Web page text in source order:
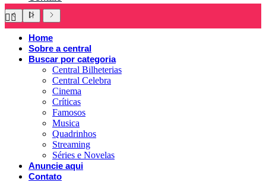
Home
Sobre a central
Buscar por categoria
Central Bilheterias
Central Celebra
Cinema
Críticas
Famosos
Musica
Quadrinhos
Streaming
Séries e Novelas
Anuncie aqui
Contato